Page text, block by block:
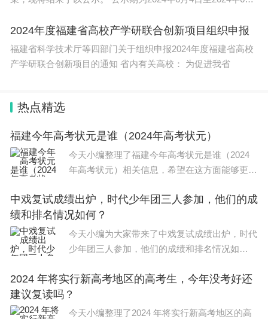
2024年度福建省高校产学研联合创新项目组织申报
福建省科学技术厅等四部门关于组织申报2024年度福建省高校
产学研联合创新项目的通知 省内有关高校： 为促进我省
热点精选
福建今年高考状元是谁（2024年高考状元）
今天小编整理了福建今年高考状元是谁（2024
年高考状元）相关信息，希望在这方面能够更好
021福建理科状元钱炜楠，高考总分712分，就
读于泉州实验中学，文科状元林佳
中戏复试成绩出炉，时代少年团三人参加，他们的成
绩和排名情况如何？
今天小编为大家带来了中戏复试成绩出炉，时代
少年团三人参加，他们的成绩和排名情况如
嘉祺表演专业排名第3。 宋亚轩表演专业排名第
2024 年将实行新高考地区的高考生，今年没考好还
建议复读吗？
今天小编整理了2024 年将实行新高考地区的高